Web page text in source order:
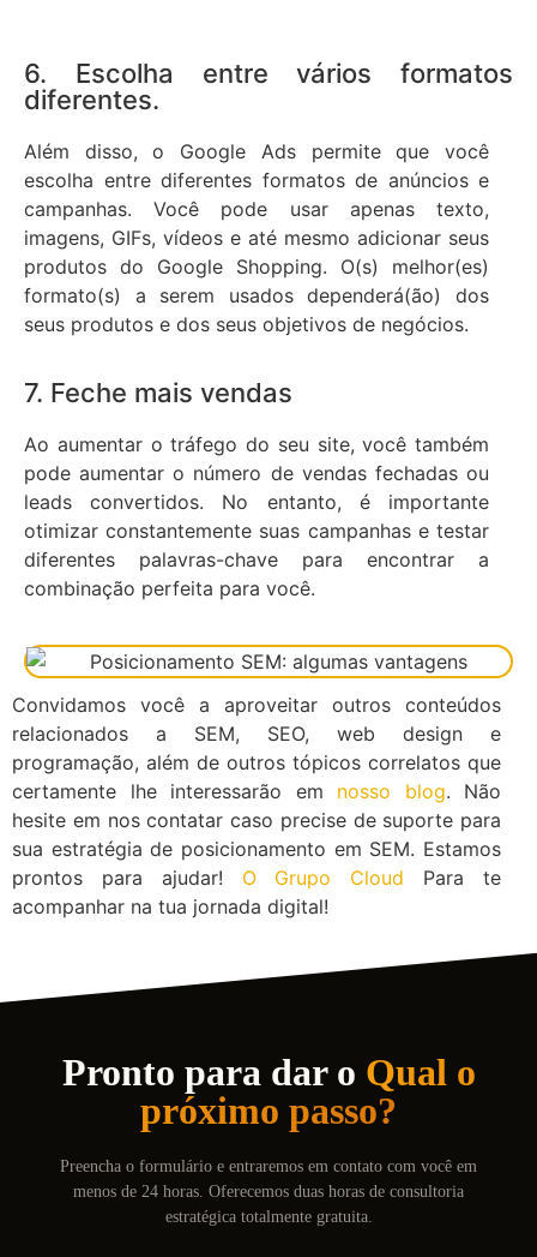
6. Escolha entre vários formatos
diferentes.
Além disso, o Google Ads permite que você
escolha entre diferentes formatos de anúncios e
campanhas. Você pode usar apenas texto,
imagens, GIFs, vídeos e até mesmo adicionar seus
produtos do Google Shopping. O(s) melhor(es)
formato(s) a serem usados dependerá(ão) dos
seus produtos e dos seus objetivos de negócios.
7. Feche mais vendas
Ao aumentar o tráfego do seu site, você também
pode aumentar o número de vendas fechadas ou
leads convertidos. No entanto, é importante
otimizar constantemente suas campanhas e testar
diferentes palavras-chave para encontrar a
combinação perfeita para você.
Convidamos você a aproveitar outros conteúdos
relacionados a SEM, SEO, web design e
programação, além de outros tópicos correlatos que
certamente lhe interessarão em nosso blog. Não
hesite em nos contatar caso precise de suporte para
sua estratégia de posicionamento em SEM. Estamos
prontos para ajudar! O Grupo Cloud Para te
acompanhar na tua jornada digital!
Pronto para dar o Qual o
próximo passo?
Preencha o formulário e entraremos em contato com você em
menos de 24 horas. Oferecemos duas horas de consultoria
estratégica totalmente gratuita.